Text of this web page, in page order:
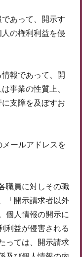
あって、開示す
の権利利益を侵
報であって、開
事業の性質上、
支障を及ぼすお
ールアドレスを
職員に対しその職
「開示請求者以外
個人情報の開示に
利益が侵害される
っては、開示請求